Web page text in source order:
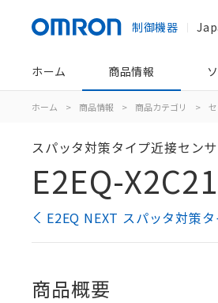
制御機器
ホーム 商品情報
ホーム > 商品情報 > 商品カテゴリ >
スパッタ対策タイプ近接センサ
E2EQ-
E2EQ NEXT スパッタ対策
商品概要